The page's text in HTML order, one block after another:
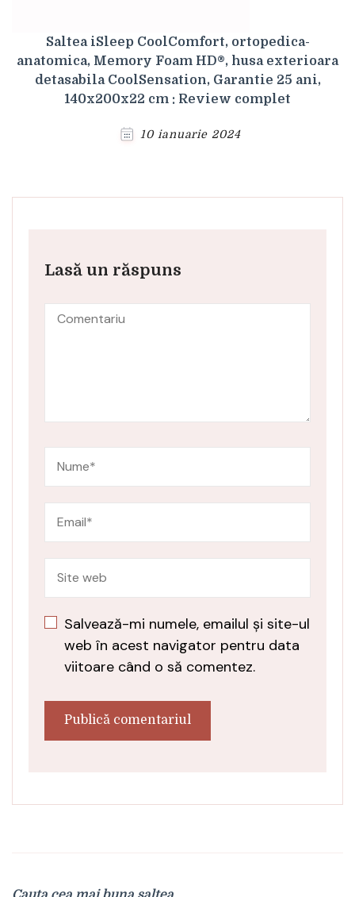
Saltea iSleep CoolComfort, ortopedica-
anatomica, Memory Foam HD®, husa exterioara
detasabila CoolSensation, Garantie 25 ani,
140x200x22 cm : Review complet
10 ianuarie 2024
Lasă un răspuns
Salvează-mi numele, emailul și site-ul
web în acest navigator pentru data
viitoare când o să comentez.